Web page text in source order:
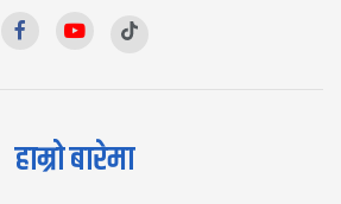
हाम्रो बारेमा